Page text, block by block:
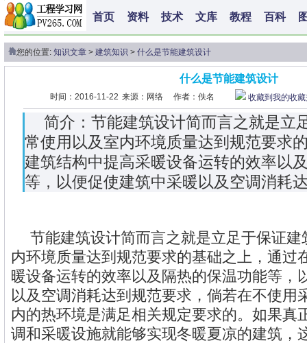
首页 资料 技术 文库 教程 百科
您的位置: 知识文章 > 建筑知识 > 什么是节能建筑设计
什么是节能建筑设计
时间：2016-11-22 来源：网络 作者：佚名 收藏到我的收
简介：节能建筑设计简而言之就是立
常使用以及室内环境质量达到规范要求
建筑结构中提高采暖设备运转的效率以
等，以便促使建筑中采暖以及空调消耗
节能建筑设计简而言之就是立足于保证
内环境质量达到规范要求的基础之上，通过
暖设备运转的效率以及隔热的保温功能等，
以及空调消耗达到规范要求，倘若在不使用
内的热环境是满足相关规定要求的。如果真
调和采暖设施就能够实现冬暖夏凉的建筑，